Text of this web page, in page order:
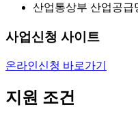
산업통상부 산업공급
사업신청 사이트
온라인신청 바로가기
지원 조건